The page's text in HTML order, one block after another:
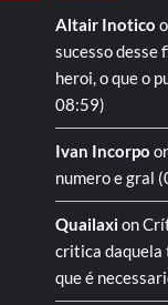
Altair Inotico
sucesso desse
heroi, o que o
08:59)
Ivan Incorpo
numero e gral
Quailaxion
critica daquela
que é